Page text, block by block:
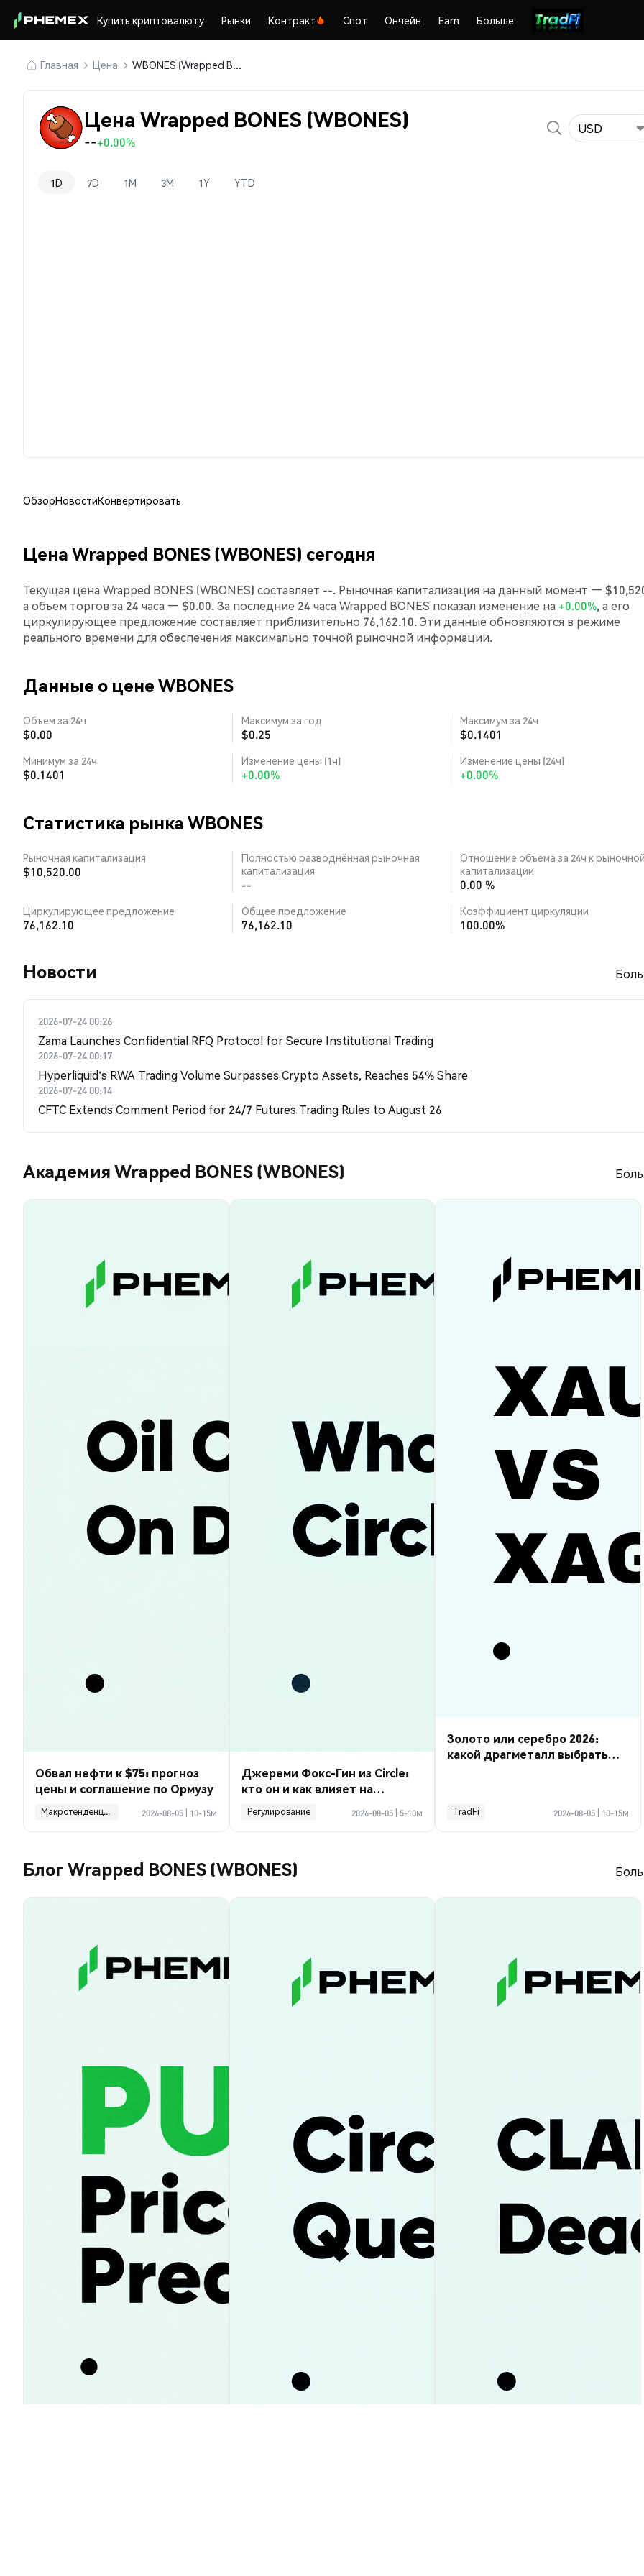
Купить криптовалюту Рынки Контракт Спот Ончейн Earn Больше
Главная Цена WBONES (Wrapped BONES)
Цена Wrapped BONES (WBONES)
--+0.00%
USD
1D 7D 1M 3M 1Y YTD
ОбзорНовостиКонвертировать
Цена Wrapped BONES (WBONES) сегодня
Текущая цена Wrapped BONES (WBONES) составляет --. Рыночная капитализация на данный момент —
а объем торгов за 24 часа — $0.00. За последние 24 часа Wrapped BONES показал изменение на +0.00%, а его
циркулирующее предложение составляет приблизительно 76,162.10. Эти данные обновляются в режиме
реального времени для обеспечения максимально точной рыночной информации.
Данные о цене WBONES
Объем за 24ч
$0.00
Максимум за год
$0.25
Максимум за 24ч
$0.1401
Минимум за 24ч
$0.1401
Изменение цены (1ч)
+0.00%
Изменение цены (24ч)
+0.00%
Статистика рынка WBONES
Рыночная капитализация
$10,520.00
Полностью разводнённая рыночная
капитализация
--
Отношение объема за 24ч к
капитализации
0.00 %
Циркулирующее предложение
76,162.10
Общее предложение
76,162.10
Коэффициент циркуляции
100.00%
Новости
2026-07-24 00:26
Zama Launches Confidential RFQ Protocol for Secure Institutional Trading
2026-07-24 00:17
Hyperliquid's RWA Trading Volume Surpasses Crypto Assets, Reaches 54% Share
2026-07-24 00:14
CFTC Extends Comment Period for 24/7 Futures Trading Rules to August 26
Академия Wrapped BONES (WBONES)
Обвал нефти к $75: прогноз
цены и соглашение по Ормузу
Макротенденции 2026-08-05 10-15м
Джереми Фокс-Гин из Circle:
кто он и как влияет на
финансы компании?
Регулирование 2026-08-05 5-10м
Золото или серебро 2026:
какой драгметалл выбрать
TradFi 2026-08-05 10-15м
Блог Wrapped BONES (WBONES)